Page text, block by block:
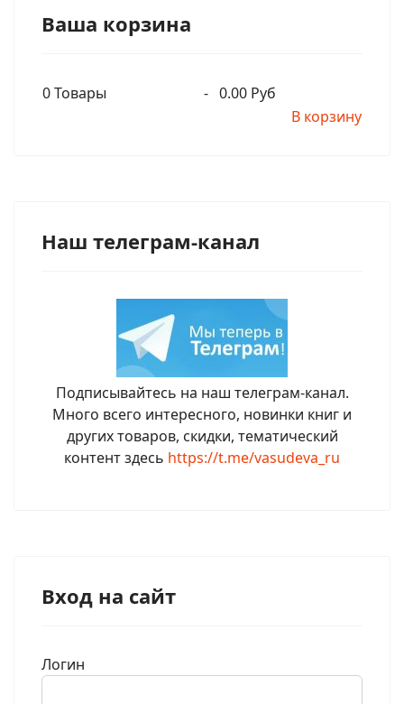
Ваша корзина
0Товары - 0.00 Руб
В корзину
Наш телеграм-канал
Подписывайтесь на наш телеграм-канал.
Много всего интересного, новинки книг и
других товаров, скидки, тематический
контент здесь https://t.me/vasudeva_ru
Вход на сайт
Логин